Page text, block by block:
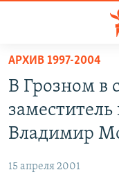
упрощенного
доступа
основному
Вернутся
ПОДКАСТЫ
АВТОРСКИЕ
МНЕНИЯ
АРХИВ 1997-2004
В Грозном в
Владимир
15 апреля 2001